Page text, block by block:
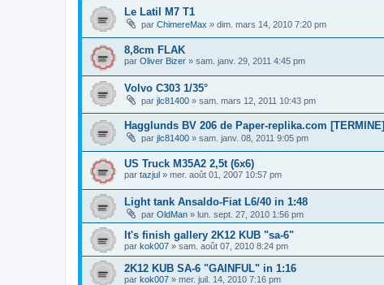
Le Latil M7 T1
par ChimereMax » dim. mars 14, 2010 7:20 pm
8,8cm FLAK
par Oliver Bizer » sam. janv. 29, 2011 4:45 pm
Volvo C303 1/35°
par jlc81400 » sam. mars 12, 2011 10:43 pm
Hagglunds BV 206 de Paper-replika.com [TERMINE]
par jlc81400 » sam. janv. 08, 2011 9:05 pm
US Truck M35A2 2,5t (6x6)
par tazjul » mer. août 01, 2007 10:57 pm
Light tank Ansaldo-Fiat L6/40 in 1:48
par OldMan » lun. sept. 27, 2010 1:56 pm
It's finish gallery 2K12 KUB "sa-6"
par kok007 » sam. août 07, 2010 8:24 pm
2K12 KUB SA-6 "GAINFUL" in 1:16
par kok007 » mer. juil. 14, 2010 7:16 pm